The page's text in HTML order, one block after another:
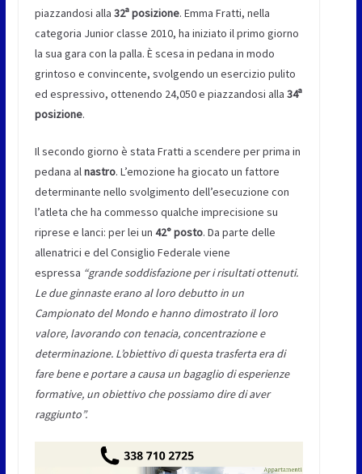
piazzandosi alla 32ª posizione. Emma Fratti, nella
categoria Junior classe 2010, ha iniziato il primo giorno
la sua gara con la palla. È scesa in pedana in modo
grintoso e convincente, svolgendo un esercizio pulito
ed espressivo, ottenendo 24,050 e piazzandosi alla 34ª
posizione.
Il secondo giorno è stata Fratti a scendere per prima in
pedana alnastro. L’emozione ha giocato un fattore
determinante nello svolgimento dell’esecuzione con
l’atleta che ha commesso qualche imprecisione su
riprese e lanci: per lei un 42° posto. Da parte delle
allenatrici e del Consiglio Federale viene
espressa “grande soddisfazione per i risultati ottenuti.
Le due ginnaste erano al loro debutto in un
Campionato del Mondo e hanno dimostrato il loro
valore, lavorando con tenacia, concentrazione e
determinazione. L’obiettivo di questa trasferta era di
fare bene e portare a causa un bagaglio di esperienze
formative, un obiettivo che possiamo dire di aver
raggiunto”.